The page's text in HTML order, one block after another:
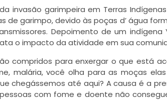
invasão garimpeira em Terras
de garimpo, devido às poças d’ água
Depoimento de um indígena
o impacto da atividade em sua
compridos para enxergar o que está
malária, você olha para as moças
chegássemos até aqui? A causa é a
com fome e doente não